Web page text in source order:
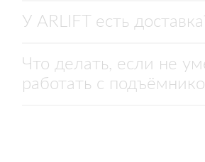
У ARLIFT есть
Что делать, если не
работать с